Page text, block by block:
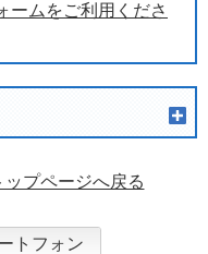
ームをご利用くださ
ップページへ戻る
トフォン